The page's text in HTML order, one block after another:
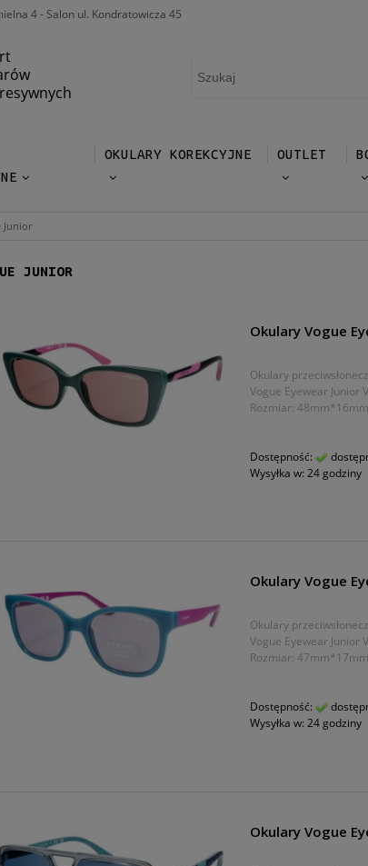
4 - Salon ul. Kondratowicza 45
OKULARY KOREKCYJNE OUTLET
Junior
JUNIOR
Okulary Vogue
Okulary
Vogue Eyewear Junior
Rozmiar: 48mm*16mm
Dostępność:
Wysyłka w: 24 godziny
Okulary Vogue
Okulary
Vogue Eyewear Junior
Rozmiar: 47mm*17mm
Dostępność:
Wysyłka w: 24 godziny
Okulary Vogue